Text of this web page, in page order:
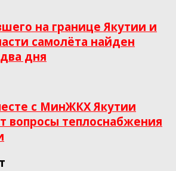
на границе Якутии и
самолёта найден
дня
с МинЖКХ Якутии
вопросы теплоснабжения